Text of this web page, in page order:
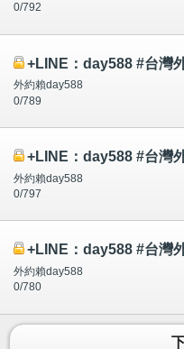
0/792
+LINE：day588 #台灣外送茶 #台中約妹 #高雄約妹 #台灣
外約賴day588
0/789
+LINE：day588 #台灣外送茶 #台中約妹 #高雄約妹 #台灣
外約賴day588
0/797
+LINE：day588 #台灣外送茶 #台中約妹 #高雄約妹 #台灣
外約賴day588
0/780